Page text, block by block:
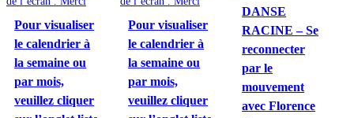
Pour visualiser
le calendrier à
la semaine ou
par mois,
veuillez cliquer
Pour visualiser
le calendrier à
la semaine ou
par mois,
veuillez cliquer
DANSE
RACINE – Se
reconnecter
par le
mouvement
avec Florence